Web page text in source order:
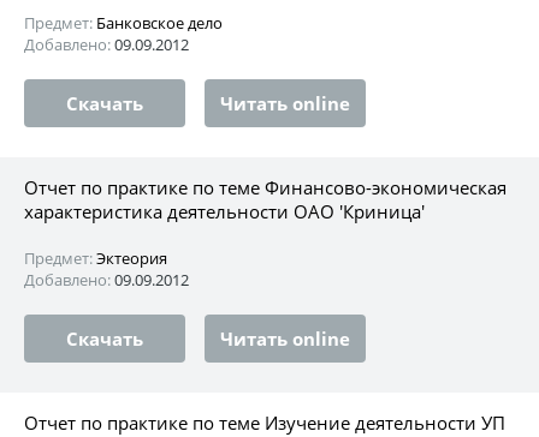
Предмет: Банковское дело
Добавлено:09.09.2012
Скачать Читать online
Отчет по практике по теме Финансово-экономическая
характеристика деятельности ОАО 'Криница'
Предмет:Эктеория
Добавлено:09.09.2012
Скачать Читать online
Отчет по практике по теме Изучение деятельности УП